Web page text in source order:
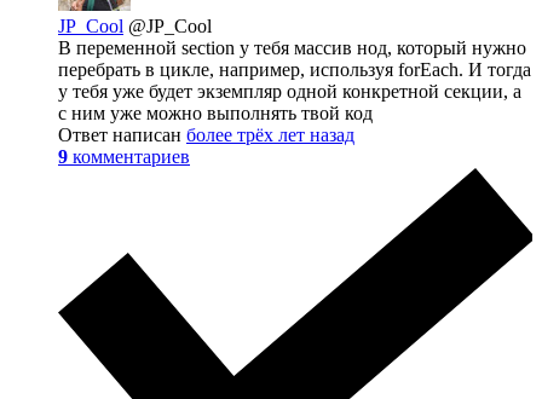
JP_Cool @JP_Cool
В переменной section у тебя массив нод, который нужно
перебрать в цикле, например, используя forEach. И тогда
у тебя уже будет экземпляр одной конкретной секции, а
с ним уже можно выполнять твой код
Ответ написан более трёх лет назад
9 комментариев